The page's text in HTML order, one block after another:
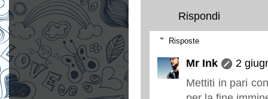
Rispondi
Risposte
Mr Ink
2
Mettiti in pari